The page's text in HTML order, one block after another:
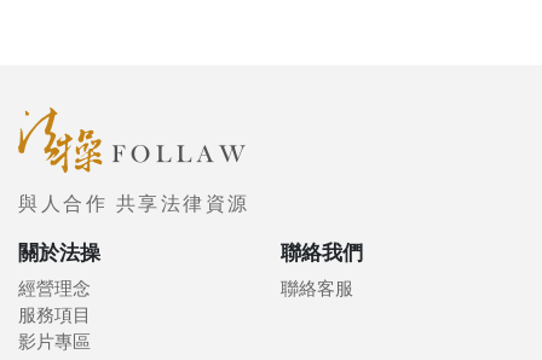
與人合作 共享法律資源
關於法操
經營理念
服務項目
影片專區
聯絡我們
聯絡客服